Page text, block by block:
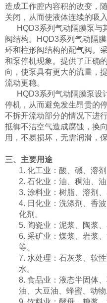
造成工作腔内容积的改变，
关闭，从而使液体连续的吸入
HQD3系列气动隔膜泵与
阀结构。
HQD3系列气动隔
环和柱形阀结构的配气阀。
和泵停机现象。提供了正确
向，使泵具有更大的流量，
流动更稳。
HQD3系列气动隔膜泵设
停机，从而避免发生昂贵的
不拆开流动部分的情况下进
抵御不洁空气造成腐蚀，换
用，不易损坏，无需润滑，
三、主要用途
1. 化工业：酸、碱、溶
2. 石化业：油、稠油、
3. 涂料业：树脂、溶剂
4. 日化业：洗涤剂、香
化剂。
5. 陶瓷业：泥浆、陶浆
6. 采矿业：煤浆、岩浆
等。
7. 水处理：石灰浆、软
水。
8. 食品业：液态半固体
油、大豆油、蜂蜜、动物